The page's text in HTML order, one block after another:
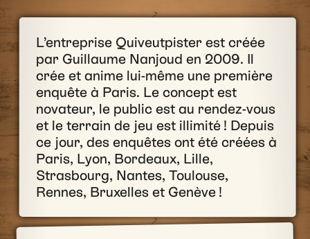
L’entreprise Quiveutpister est créée
par Guillaume Nanjoud en 2009. Il
crée et anime lui-même une première
enquête à Paris. Le concept est
novateur, le public est au rendez-vous
et le terrain de jeu est illimité ! Depuis
ce jour, des enquêtes ont été créées à
Paris, Lyon, Bordeaux, Lille,
Strasbourg, Nantes, Toulouse,
Rennes, Bruxelles et Genève !